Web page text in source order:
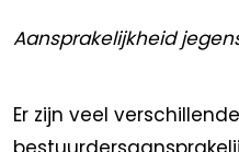
Aansprakelijkheid
Er zijn veel